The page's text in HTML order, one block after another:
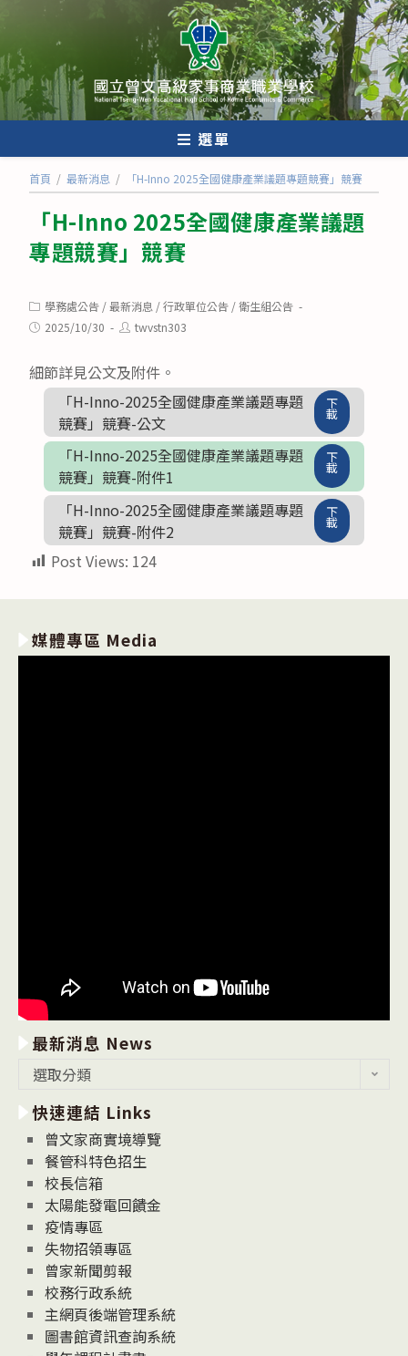
轉
至
主
要
內
選單
首頁 / 最新消息 / 「H-Inno 2025全國健康產業議題專題競賽」競賽
「H-Inno 2025全國健康產業議題
專題競賽」競賽
Post
category:
學務處公告 /最新消息 /行政單位公告 /衛生組公告
Post2025/10/30
Posttwvstn303
細節詳見公文及附件。
「H-Inno-2025全國健康產業議題專題
競賽」競賽-公文
下
載
「H-Inno-2025全國健康產業議題專題
競賽」競賽-附件1
下
載
「H-Inno-2025全國健康產業議題專題
競賽」競賽-附件2
下
載
Post Views: 124
媒體專區 Media
最新消息 News
消
息
News
選取分類
快速連結 Links
曾文家商實境導覽
餐管科特色招生
校長信箱
太陽能發電回饋金
疫情專區
失物招領專區
曾家新聞剪報
校務行政系統
主網頁後端管理系統
圖書館資訊查詢系統